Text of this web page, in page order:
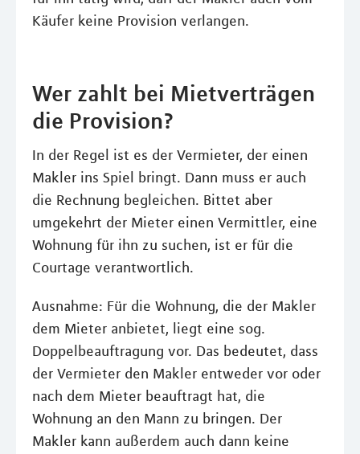
Käufer keine Provision verlangen.
Wer zahlt bei Mietverträgen
die Provision?
In der Regel ist es der Vermieter, der einen
Makler ins Spiel bringt. Dann muss er auch
die Rechnung begleichen. Bittet aber
umgekehrt der Mieter einen Vermittler, eine
Wohnung für ihn zu suchen, ist er für die
Courtage verantwortlich.
Ausnahme: Für die Wohnung, die der Makler
dem Mieter anbietet, liegt eine sog.
Doppelbeauftragung vor. Das bedeutet, dass
der Vermieter den Makler entweder vor oder
nach dem Mieter beauftragt hat, die
Wohnung an den Mann zu bringen. Der
Makler kann außerdem auch dann keine